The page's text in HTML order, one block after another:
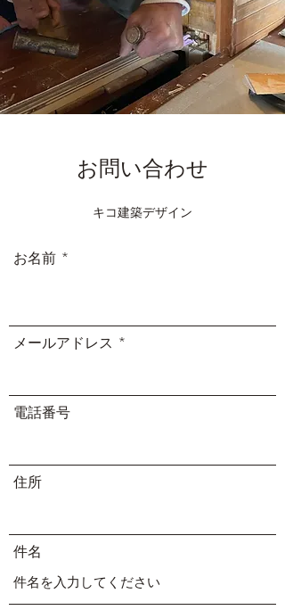
お問い合わせ
キコ建築デザイン
お名前
メールアドレス
電話番号
住所
件名